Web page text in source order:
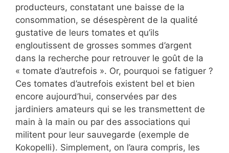
producteurs, constatant une baisse de la
consommation, se désespèrent de la qualité
gustative de leurs tomates et qu’ils
engloutissent de grosses sommes d’argent
dans la recherche pour retrouver le goût de la
« tomate d’autrefois ». Or, pourquoi se fatiguer ?
Ces tomates d’autrefois existent bel et bien
encore aujourd’hui, conservées par des
jardiniers amateurs qui se les transmettent de
main à la main ou par des associations qui
militent pour leur sauvegarde (exemple de
Kokopelli). Simplement, on l’aura compris, les